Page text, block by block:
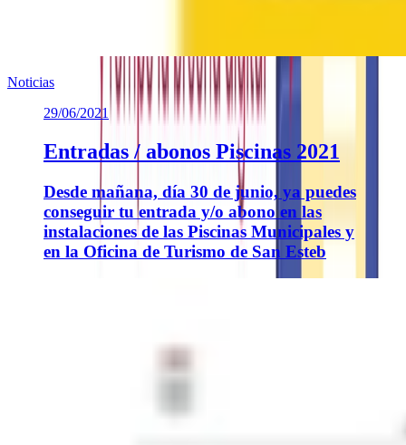
Noticias
29/06/2021
Entradas / abonos Piscinas 2021
Desde mañana, día 30 de junio, ya puedes
conseguir tu entrada y/o abono en las
instalaciones de las Piscinas Municipales y
en la Oficina de Turismo de San Esteb